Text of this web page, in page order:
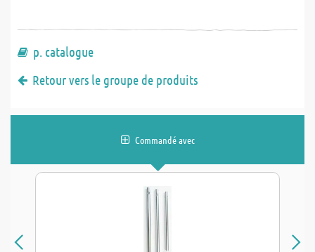
p. catalogue
Retour vers le groupe de produits
Commandé avec